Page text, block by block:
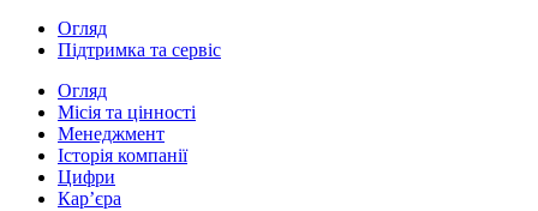
Огляд
Підтримка та сервіс
Огляд
Місія та цінності
Менеджмент
Історія компанії
Цифри
Кар’єра